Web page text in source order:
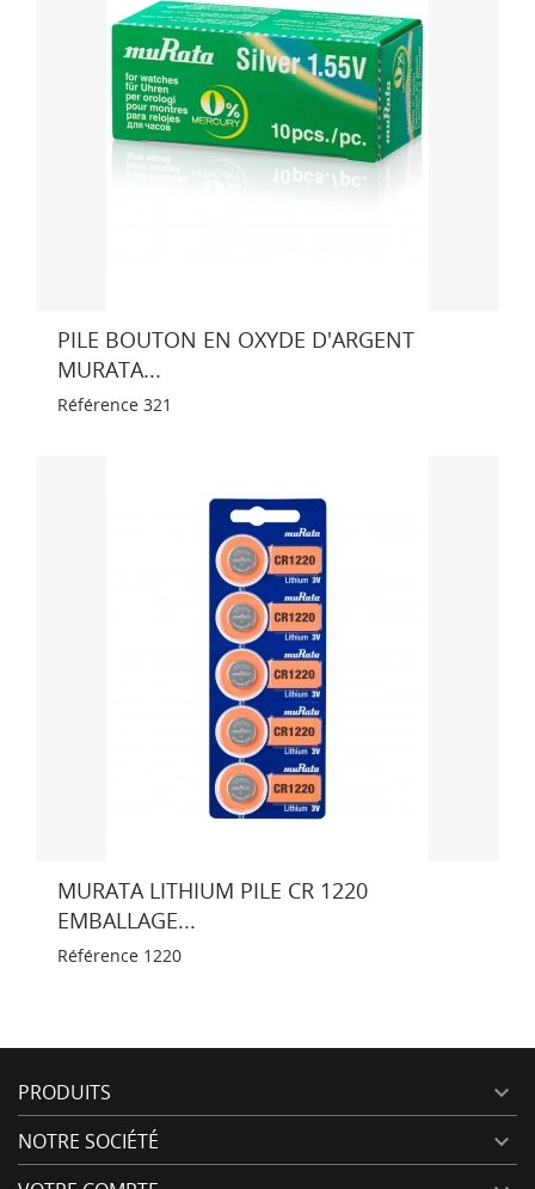
PILE BOUTON EN OXYDE D'ARGENT
MURATA...
Référence 321
MURATA LITHIUM PILE CR 1220
EMBALLAGE...
Référence 1220
PRODUITS 
NOTRE SOCIÉTÉ 